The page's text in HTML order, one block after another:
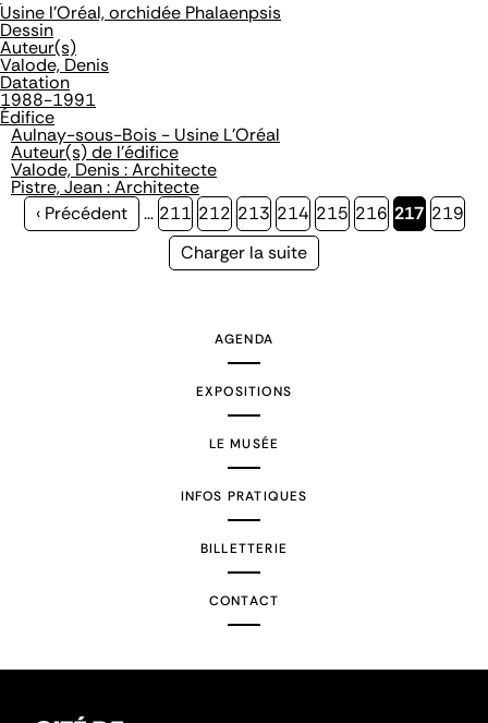
Usine l'Oréal, orchidée Phalaenpsis
Dessin
Auteur(s)
Valode, Denis
Datation
1988-1991
Édifice
Aulnay-sous-Bois - Usine L'Oréal
Auteur(s) de l'édifice
Valode, Denis : Architecte
Pistre, Jean : Architecte
Page
‹ Précédent … Page
211 Page
212 Page
213 Page
214 Page
215 Page
216 Page
217 Page
219
Page
Charger la suite
AGENDA
EXPOSITIONS
LE MUSÉE
INFOS PRATIQUES
BILLETTERIE
CONTACT